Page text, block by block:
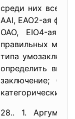
среди них всего
AAI, EAO2-ая
OAO, EIO4-ая
правильных
типа
определить вид
заключение; (3)
категорических
28.. 1.